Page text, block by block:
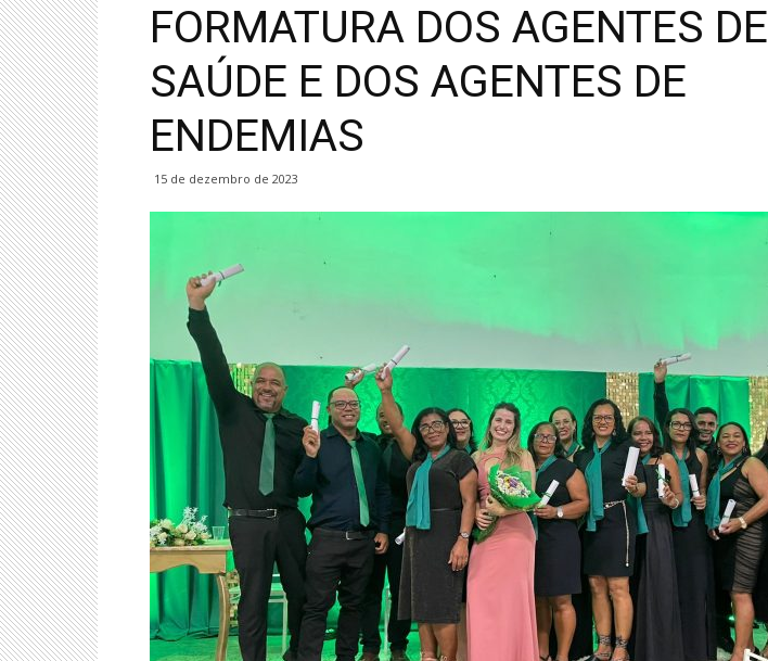
de
FORMATURA DOS AGENTES DE
SAÚDE E DOS AGENTES DE
ENDEMIAS
15 de dezembro de 2023